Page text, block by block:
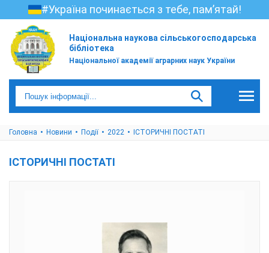
#Україна починається з тебе, пам’ятай!
Національна наукова сільськогосподарська
бібліотека
Національної академії аграрних наук України
Головна Новини Події 2022 ІСТОРИЧНІ ПОСТАТІ
ІСТОРИЧНІ ПОСТАТІ